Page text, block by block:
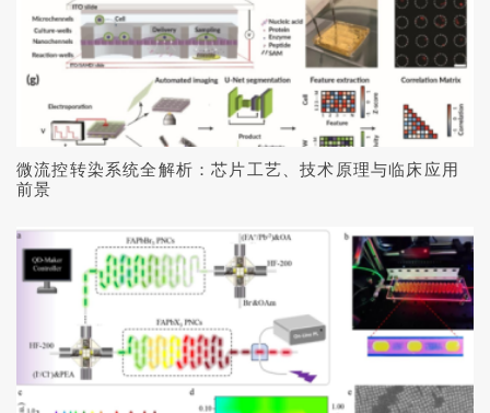
微流控转染系统全解析：芯片工艺、技术原理与临床应用
前景